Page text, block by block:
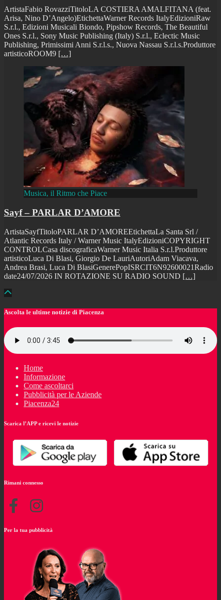
ArtistaFabio RovazziTitoloLA COSTIERA AMALFITANA (feat.
Arisa, Nino D’Angelo)EtichettaWarner Records ItalyEdizioniRaw
S.r.l., Edizioni Musicali Biondo, Pipshow Records, The Beautiful
Ones S.r.l., Sony Music Publishing (Italy) S.r.l., Eclectic Music
Publishing, Primissimi Anni S.r.l.s., Nuova Nassau S.r.l.s.Produttore
artisticoROOM9 […]
Musica, il Ritmo che Piace
Sayf – PARLAR D’AMORE
ArtistaSayfTitoloPARLAR D’AMOREEtichettaLa Santa Srl /
Atlantic Records Italy / Warner Music ItalyEdizioniCOPYRIGHT
CONTROLCasa discograficaWarner Music Italia S.r.l.Produttore
artisticoLuca Di Blasi, Giorgio De LauriAutoriAdam Viacava,
Andrea Brasi, Luca Di BlasiGenerePopISRCIT6N92600021Radio
date24/07/2026 IN ROTAZIONE SU RADIO SOUND […]
Ascolta le ultime notizie di Piacenza
Home
Informazione
Come ascoltarci
Pubblicità per le Aziende
Piacenza24
Scarica l’APP e ricevi le notizie
Rimani connesso
Per la tua pubblicità